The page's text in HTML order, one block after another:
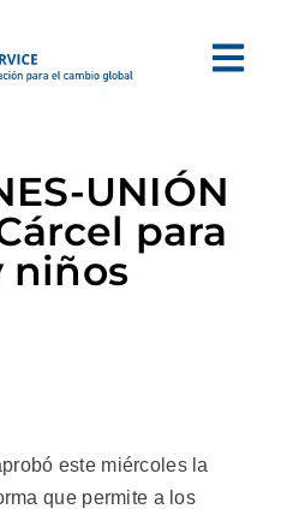
UNIÓN
para
niños
este miércoles la
que permite a los